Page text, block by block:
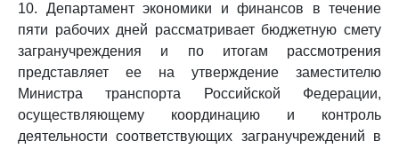
10. Департамент экономики и финансов в течение
пяти рабочих дней рассматривает бюджетную смету
загранучреждения и по итогам рассмотрения
представляет ее на утверждение заместителю
Министра транспорта Российской Федерации,
осуществляющему координацию и контроль
деятельности соответствующих загранучреждений в